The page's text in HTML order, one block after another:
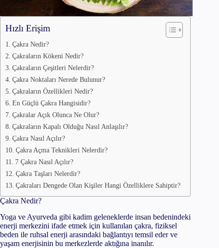
Hızlı Erişim
Çakra Nedir?
Çakraların Kökeni Nedir?
Çakraların Çeşitleri Nelerdir?
Çakra Noktaları Nerede Bulunur?
Çakraların Özellikleri Nedir?
En Güçlü Çakra Hangisidir?
Çakralar Açık Olunca Ne Olur?
Çakraların Kapalı Olduğu Nasıl Anlaşılır?
Çakra Nasıl Açılır?
Çakra Açma Teknikleri Nelerdir?
7 Çakra Nasıl Açılır?
Çakra Taşları Nelerdir?
Çakraları Dengede Olan Kişiler Hangi Özelliklere Sahiptir?
Çakra Nedir?
Yoga ve Ayurveda gibi kadim geleneklerde insan bedenindeki
enerji merkezini ifade etmek için kullanılan çakra, fiziksel
beden ile ruhsal enerji arasındaki bağlantıyı temsil eder ve
yaşam enerjisinin bu merkezlerde aktığına inanılır.